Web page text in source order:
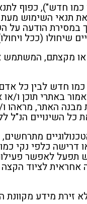
חדש"), כפוף
תנאי השימוש מעת
הודעה על
שיחולו (ככל
או מקצתם,
חדש לבין כל
באתרי תוכן ו/
האתר, מראהו ו/
כל השינויים
כלפי נקי כמו
תפעל לאפשר
אחראית לציוד
זירת מידע מקוונת